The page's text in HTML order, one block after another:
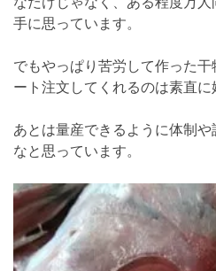
手に思っています。
でもやっぱり苦労して作った
ート注文してくれるのは素直に
あとは量産できるように体制
なと思っています。